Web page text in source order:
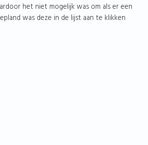
het niet mogelijk was om als er een
was deze in de lijst aan te klikken